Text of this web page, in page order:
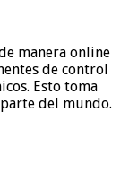
manera online
de control
Esto toma
del mundo.